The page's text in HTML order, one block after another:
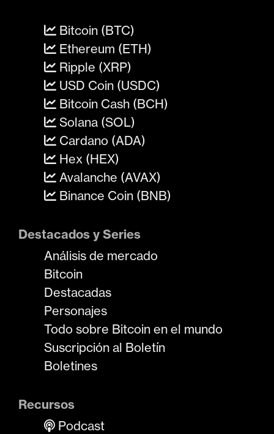
Bitcoin (BTC)
Ethereum (ETH)
Ripple (XRP)
USD Coin (USDC)
Bitcoin Cash (BCH)
Solana (SOL)
Cardano (ADA)
Hex (HEX)
Avalanche (AVAX)
Binance Coin (BNB)
Destacados y Series
Análisis de mercado
Bitcoin
Destacadas
Personajes
Todo sobre Bitcoin en el mundo
Suscripción al Boletín
Boletines
Recursos
Podcast